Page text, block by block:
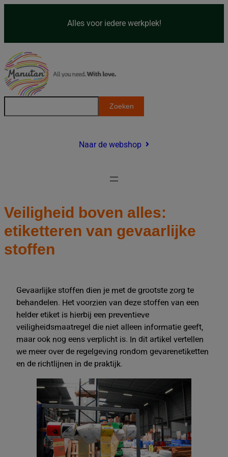
Alles voor iedere werkplek!
e
Zoeken
Naar de webshop
Veiligheid boven alles:
etiketteren van gevaarlijke
stoffen
Gevaarlijke stoffen dien je met de grootste zorg te
behandelen. Het voorzien van deze stoffen van een
helder etiket is hierbij een preventieve
veiligheidsmaatregel die niet alleen informatie geeft,
maar ook nog eens verplicht is. In dit artikel vertellen
we meer over de regelgeving rondom gevarenetiketten
en de richtlijnen in de praktijk.